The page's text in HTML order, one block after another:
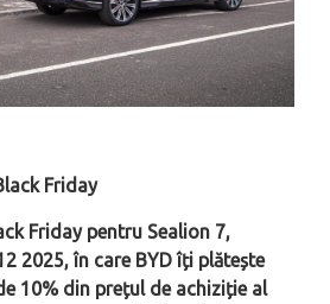
Friday
Friday pentru Sealion 7,
2025, în care BYD îți plătește
10% din prețul de achiziție al